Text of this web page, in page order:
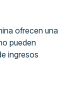
ofrecen una
pueden
ingresos